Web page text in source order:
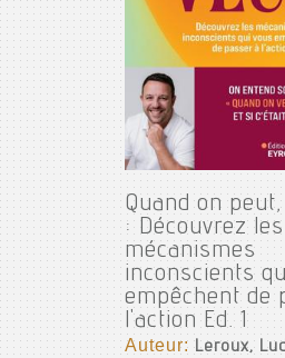
Quand on
: Découvrez les
mécanismes
inconscients
empêchent de
l'action Ed. 1
Auteur:Leroux,